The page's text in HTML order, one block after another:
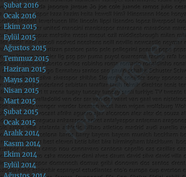
Şubat 2016
Ocak 2016
Ekim 2015
Eylül 2015
Ağustos 2015
Temmuz 2015
Haziran 2015
Mayıs 2015
Nisan 2015
Mart 2015
Şubat 2015
Ocak 2015
Aralık 2014
Kasım 2014
Ekim 2014
Eylül 2014